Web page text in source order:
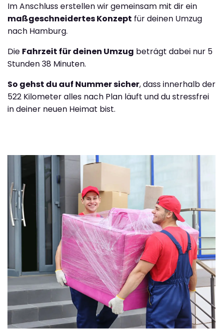
Im Anschluss erstellen wir gemeinsam mit dir ein
maßgeschneidertes Konzept für deinen Umzug
nach Hamburg.
Die Fahrzeit für deinen Umzug beträgt dabei nur 5
Stunden 38 Minuten.
So gehst du auf Nummer sicher, dass innerhalb der
522 Kilometer alles nach Plan läuft und du stressfrei
in deiner neuen Heimat bist.